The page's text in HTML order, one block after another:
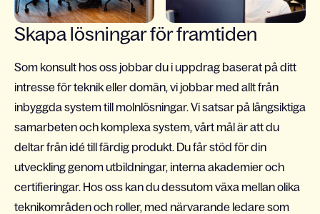
Skapa lösningar för framtiden
Som konsult hos oss jobbar du i uppdrag baserat på ditt
intresse för teknik eller domän, vi jobbar med allt från
inbyggda system till molnlösningar. Vi satsar på långsiktiga
samarbeten och komplexa system, vårt mål är att du
deltar från idé till färdig produkt. Du får stöd för din
utveckling genom utbildningar, interna akademier och
certifieringar. Hos oss kan du dessutom växa mellan olika
teknikområden och roller, med närvarande ledare som